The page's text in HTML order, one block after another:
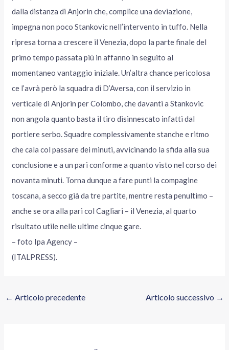
dalla distanza di Anjorin che, complice una deviazione,
impegna non poco Stankovic nell’intervento in tuffo. Nella
ripresa torna a crescere il Venezia, dopo la parte finale del
primo tempo passata più in affanno in seguito al
momentaneo vantaggio iniziale. Un’altra chance pericolosa
ce l’avrà però la squadra di D’Aversa, con il servizio in
verticale di Anjorin per Colombo, che davanti a Stankovic
non angola quanto basta il tiro disinnescato infatti dal
portiere serbo. Squadre complessivamente stanche e ritmo
che cala col passare dei minuti, avvicinando la sfida alla sua
conclusione e a un pari conforme a quanto visto nel corso dei
novanta minuti. Torna dunque a fare punti la compagine
toscana, a secco già da tre partite, mentre resta penultimo –
anche se ora alla pari col Cagliari – il Venezia, al quarto
risultato utile nelle ultime cinque gare.
– foto Ipa Agency –
(ITALPRESS).
← Articolo precedente Articolo successivo →